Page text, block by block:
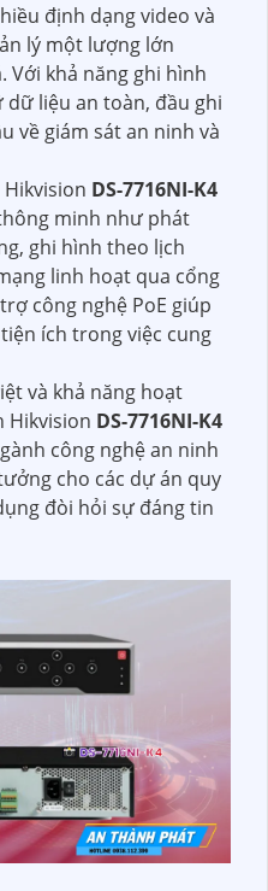
định dạng video và
lý một lượng lớn
Với khả năng ghi hình
liệu an toàn, đầu ghi
về giám sát an ninh và
DS-7716NI-K4
minh như phát
ghi hình theo lịch
linh hoạt qua cổng
công nghệ PoE giúp
ích trong việc cung
và khả năng hoạt
Hikvision DS-7716NI-K4
công nghệ an ninh
cho các dự án quy
đòi hỏi sự đáng tin